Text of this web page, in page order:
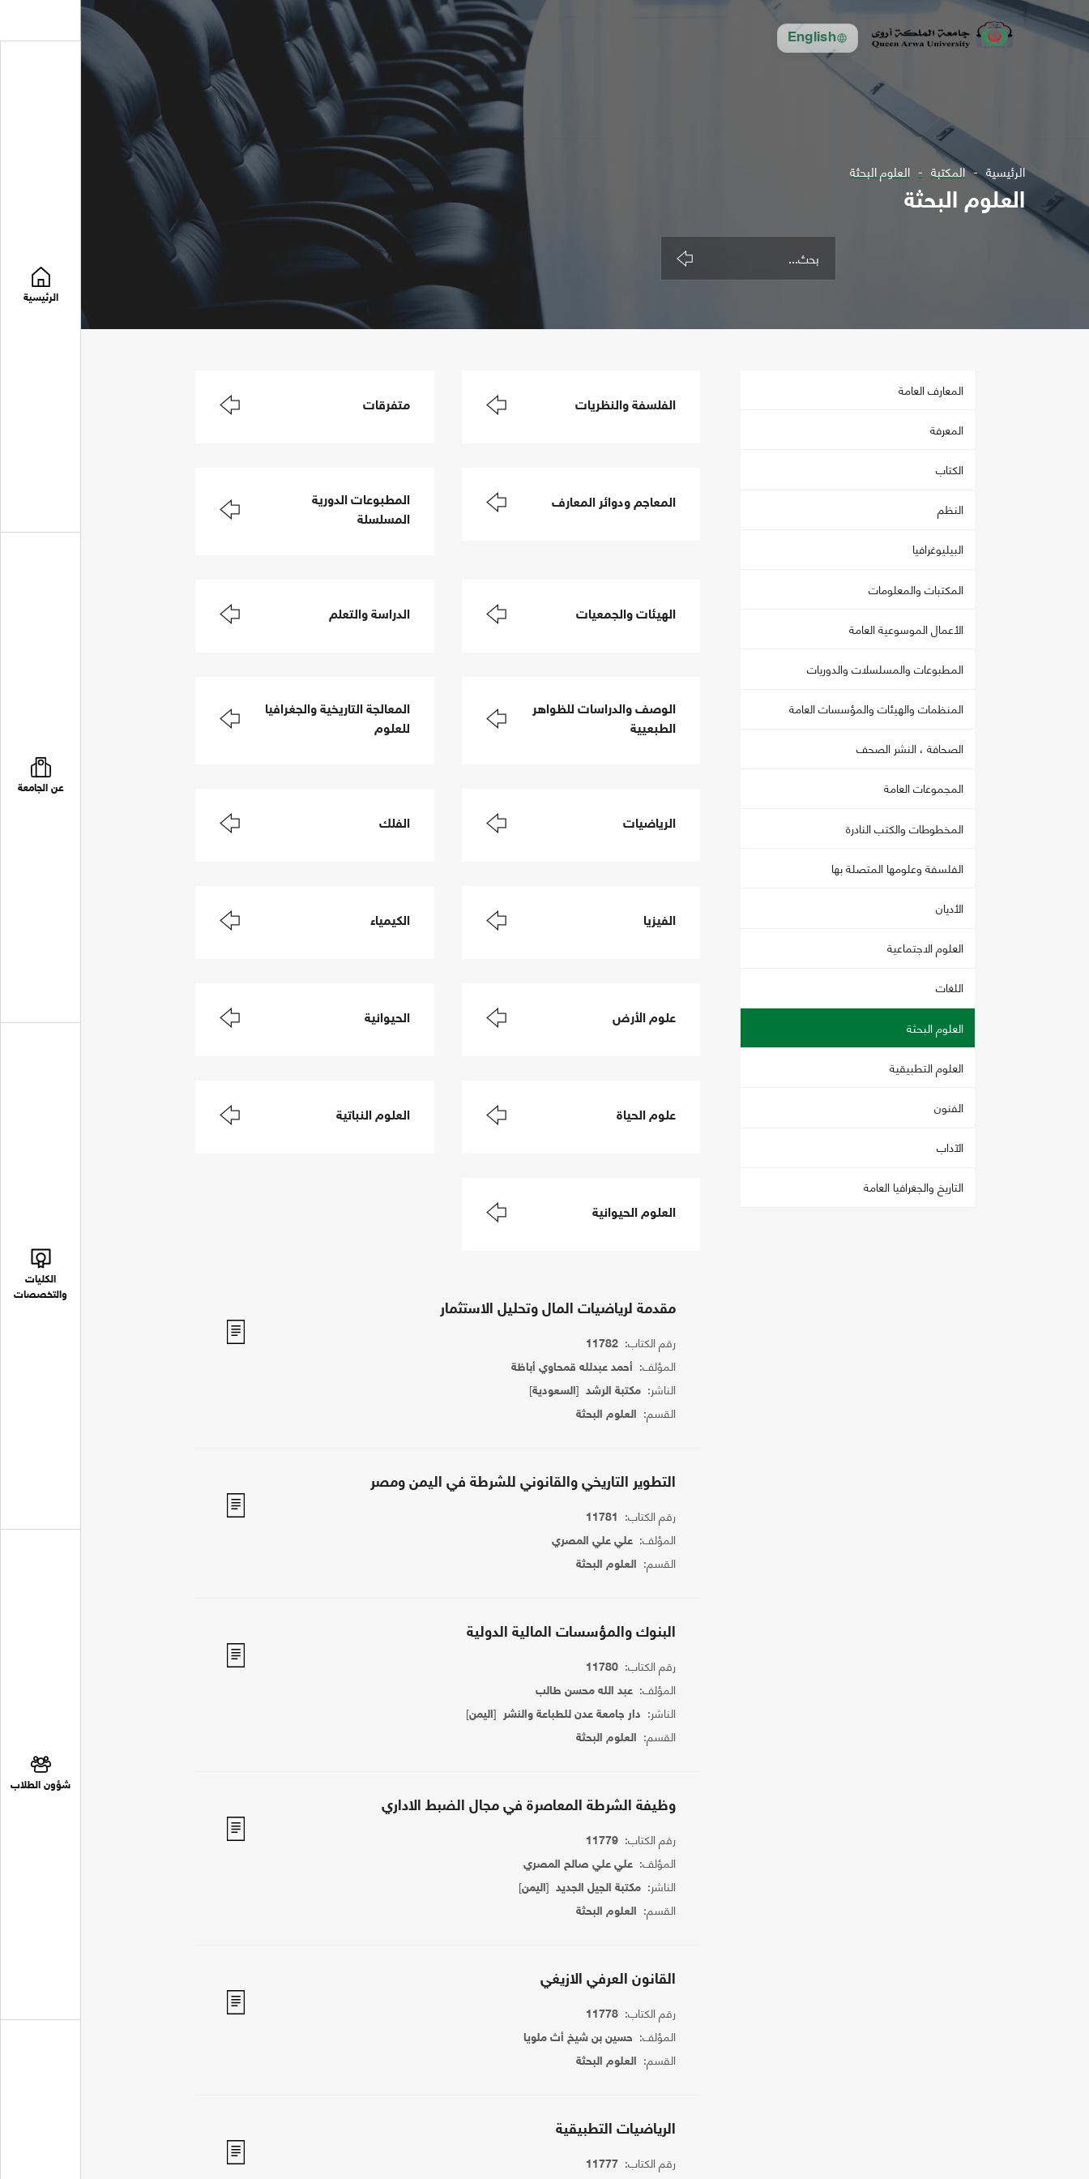
English
الرئيسية
عن الجامعة
الكليات
والتخصصات
شؤون الطلاب
الرئيسية المكتبة العلوم البحثة
العلوم البحثة
المعارف العامة
المعرفة
الكتاب
النظم
البيليوغرافيا
المكتبات والمعلومات
الأعمال الموسوعية العامة
المطبوعات والمسلسلات والدوريات
المنظمات والهيئات والمؤسسات العامة
الصحافة ، النشر الصحف
المجموعات العامة
المخطوطات والكتب النادرة
الفلسفة وعلومها المتصلة بها
الأديان
العلوم الاجتماعية
اللغات
العلوم البحثة
العلوم التطبيقية
الفنون
الآداب
التاريخ والجغرافيا العامة
الفلسفة والنظريات متفرقات
المعاجم ودوائر المعارف
المطبوعات الدورية
المسلسلة
الهيئات والجمعيات الدراسة والتعلم
الوصف والدراسات للظواهر
الطبعيية
المعالجة التاريخية والجغرافيا
للعلوم
الرياضيات الفلك
الفيزيا الكيمياء
علوم الأرض الحيوانية
علوم الحياة العلوم النباتية
العلوم الحيوانية
مقدمة لرياضيات المال وتحليل الاستثمار
رقم الكتاب: 11782
المؤلف: أحمد عبدلله قمحاوي أباظة
الناشر: مكتبة الرشد[السعودية]
القسم: العلوم البحثة
التطوير التاريخي والقانوني للشرطة في اليمن ومصر
رقم الكتاب: 11781
المؤلف: علي علي المصري
القسم: العلوم البحثة
البنوك والمؤسسات المالية الدولية
رقم الكتاب: 11780
المؤلف: عبد الله محسن طالب
الناشر: دار جامعة عدن للطباعة والنشر [اليمن]
القسم: العلوم البحثة
وظيفة الشرطة المعاصرة في مجال الضبط الاداري
رقم الكتاب: 11779
المؤلف: علي علي صالح المصري
الناشر: مكتبة الجيل الجديد[اليمن]
القسم: العلوم البحثة
القانون العرفي الازيغي
رقم الكتاب: 11778
المؤلف: حسين بن شيخ أث ملويا
القسم: العلوم البحثة
الرياضيات التطبيقية
رقم الكتاب: 11777